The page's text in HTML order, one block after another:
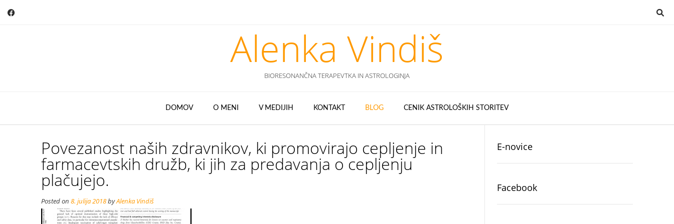
Alenka Vindiš
BIORESONANČNA TERAPEVTKA IN ASTROLOGINJA
DOMOV O MENI V MEDIJIH KONTAKT BLOG CENIK ASTROLOŠKIH STORITEV
Povezanost naših zdravnikov, ki promovirajo cepljenje in
farmacevtskih družb, ki jih za predavanja o cepljenju
plačujejo.
Posted on 8. julija 2018byAlenka Vindiš
E-novice
Facebook